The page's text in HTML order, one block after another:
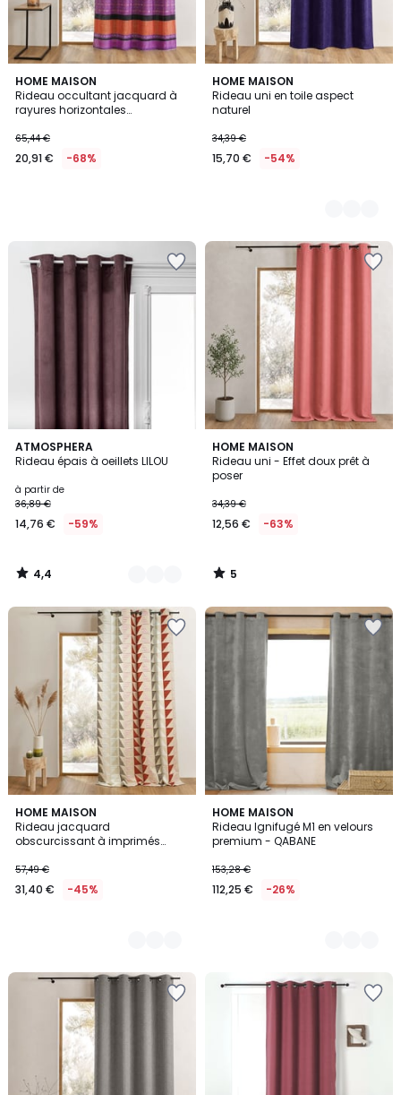
HOME MAISON
Rideau occultant jacquard à
rayures horizontales
65,44 €
20,91 € -68%
HOME MAISON
Rideau uni en toile aspect
naturel
34,39 €
15,70 € -54%
2
Couleurs
ATMOSPHERA
Rideau épais à oeillets LILOU
à partir de
36,89 €
14,76 € -59%
4,4
/ 5
15
Couleurs
4,4
/
HOME MAISON
Rideau uni - Effet doux prêt à
poser
34,39 €
12,56 € -63%
5
/
5
5
/
HOME MAISON
Rideau jacquard
obscurcissant à imprimés
57,49 €
31,40 € -45%
3
Couleurs
HOME MAISON
Rideau Ignifugé M1 en velours
premium - QABANE
153,28 €
112,25 € -26%
5
Couleurs